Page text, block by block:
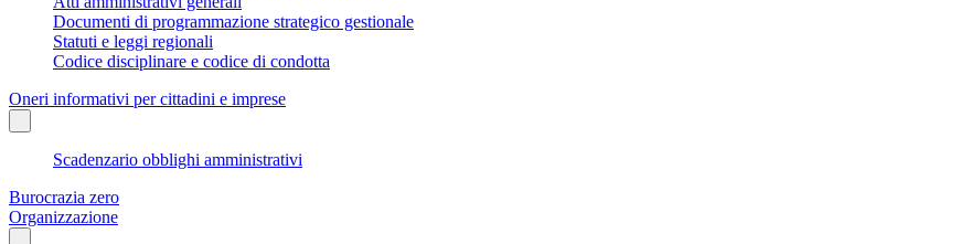
Documenti di programmazione strategico gestionale
Statuti e leggi regionali
Codice disciplinare e codice di condotta
Oneri informativi per cittadini e imprese
Scadenzario obblighi amministrativi
Burocrazia zero
Organizzazione